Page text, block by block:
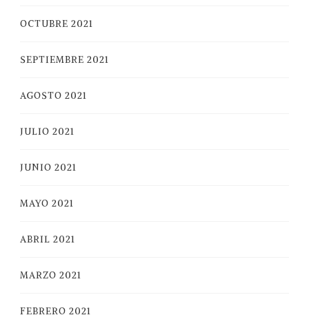
OCTUBRE 2021
SEPTIEMBRE 2021
AGOSTO 2021
JULIO 2021
JUNIO 2021
MAYO 2021
ABRIL 2021
MARZO 2021
FEBRERO 2021